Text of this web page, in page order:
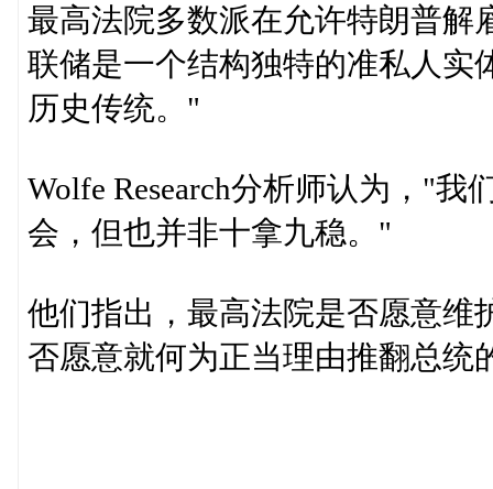
最高法院多数派在允许特朗普解
联储是一个结构独特的准私人实
历史传统。"
Wolfe Research分析师认为，"
会，但也并非十拿九稳。"
他们指出，最高法院是否愿意维
否愿意就何为正当理由推翻总统